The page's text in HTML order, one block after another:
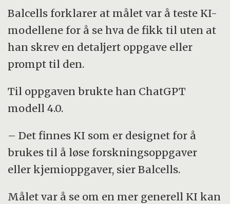
Balcells forklarer at målet var å teste KI-
modellene for å se hva de fikk til uten at
han skrev en detaljert oppgave eller
prompt til den.
Til oppgaven brukte han ChatGPT
modell 4.0.
– Det finnes KI som er designet for å
brukes til å løse forskningsoppgaver
eller kjemioppgaver, sier Balcells.
Målet var å se om en mer generell KI kan